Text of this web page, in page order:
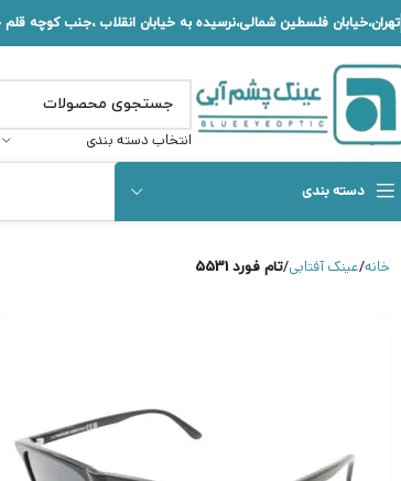
تهران،خیابان فلسطین شمالی،نرسیده به خیابان انقلاب ،جنب کوچه قلم
انتخاب دسته بندی
دسته بندی
خانه عینک آفتابی تام فورد 5531